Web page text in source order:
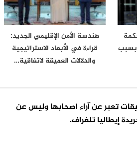
بسبب
هندسة الأمن الإقليمي الجديد:
قراءة في الأبعاد الاستراتيجية
والدلالات العميقة لاتفاقية…
تعبر عن آراء اصحابها وليس عن
إيطاليا تلغراف.